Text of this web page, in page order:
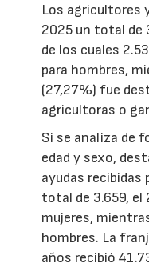
Los agricultores
2025 un total de
de los cuales
para hombres,
(27,27%) fue
agricultoras o
Si se analiza de
edad y sexo,
ayudas recibidas
total de 3.659, el
mujeres,
hombres. La
años recibió